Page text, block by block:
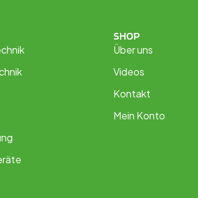
SHOP
Über uns
Videos
Kontakt
Mein Konto